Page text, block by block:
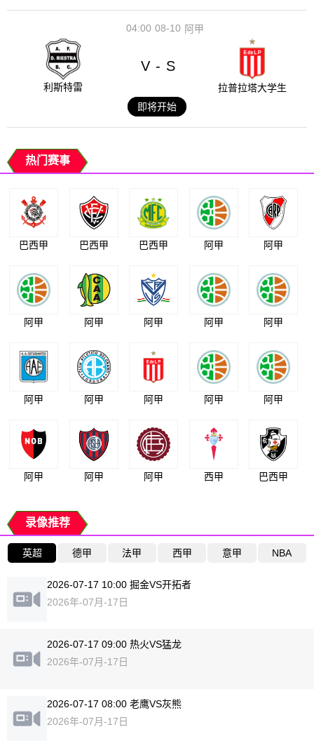
08-10
04:00 阿甲
利斯特雷
V - S
拉普拉塔大学生
即将开始
热门赛事
巴西甲 巴西甲 巴西甲 阿甲 阿甲
阿甲 阿甲 阿甲 阿甲 阿甲
阿甲 阿甲 阿甲 阿甲 阿甲
阿甲 阿甲 阿甲 西甲 巴西甲
录像推荐
英超 德甲 法甲 西甲 意甲 NBA
2026-07-17 10:00 掘金VS开拓者
2026年-07月-17日
2026-07-17 09:00 热火VS猛龙
2026年-07月-17日
2026-07-17 08:00 老鹰VS灰熊
2026年-07月-17日